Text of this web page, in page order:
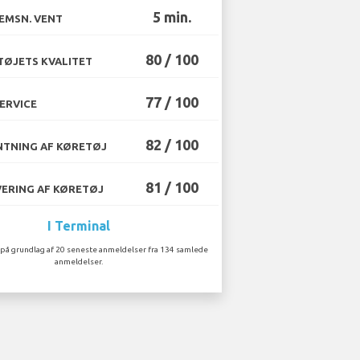
VENT 5 min.
KVALITET 80 / 100
77 / 100
AF KØRETØJ 82 / 100
AF KØRETØJ 81 / 100
I Terminal
grundlag af 20 seneste anmeldelser fra 134 samlede
anmeldelser.